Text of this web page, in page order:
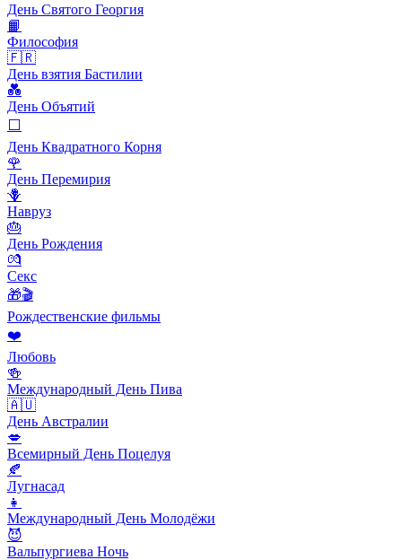
День Святого Георгия
📙
Философия
🇫🇷
День взятия Бастилии
💑
День Объятий
⬜️
День Квадратного Корня
🌹
День Перемирия
🪻
Навруз
🎂
День Рождения
💏
Секс
🎁🎬
Рождественские фильмы
❤️
Любовь
🍻
Международный День Пива
🇦🇺
День Австралии
💋
Всемирный День Поцелуя
🍂
Лугнасад
👧
Международный День Молодёжи
😈
Вальпургиева Ночь